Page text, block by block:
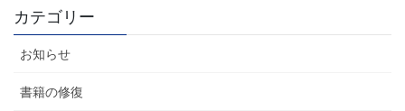
カテゴリー
お知らせ
書籍の修復